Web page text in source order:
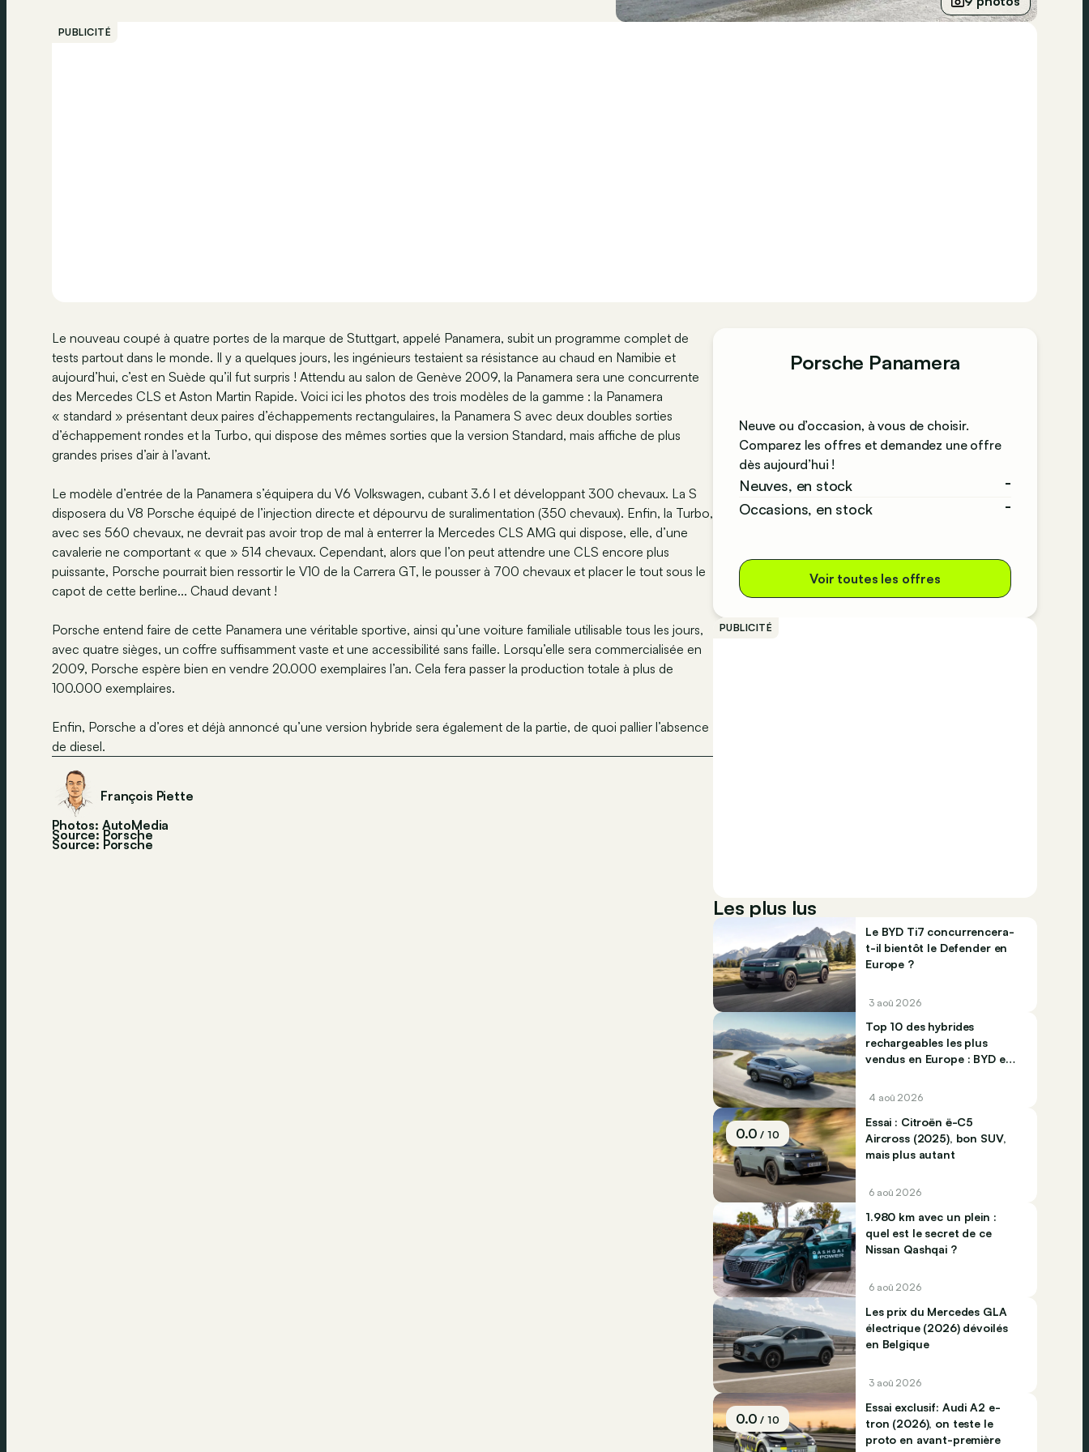
PUBLICITÉ
Le nouveau coupé à quatre portes de la marque de Stuttgart, appelé Panamera, subit un programme complet de
tests partout dans le monde. Il y a quelques jours, les ingénieurs testaient sa résistance au chaud en Namibie et
aujourd’hui, c’est en Suède qu’il fut surpris ! Attendu au salon de Genève 2009, la Panamera sera une concurrente
des Mercedes CLS et Aston Martin Rapide. Voici ici les photos des trois modèles de la gamme : la Panamera
« standard » présentant deux paires d’échappements rectangulaires, la Panamera S avec deux doubles sorties
d’échappement rondes et la Turbo, qui dispose des mêmes sorties que la version Standard, mais affiche de plus
grandes prises d’air à l’avant.
Le modèle d’entrée de la Panamera s’équipera du V6 Volkswagen, cubant 3.6 l et développant 300 chevaux. La S
disposera du V8 Porsche équipé de l’injection directe et dépourvu de suralimentation (350 chevaux). Enfin, la Turbo,
avec ses 560 chevaux, ne devrait pas avoir trop de mal à enterrer la Mercedes CLS AMG qui dispose, elle, d’une
cavalerie ne comportant « que » 514 chevaux. Cependant, alors que l’on peut attendre une CLS encore plus
puissante, Porsche pourrait bien ressortir le V10 de la Carrera GT, le pousser à 700 chevaux et placer le tout sous le
capot de cette berline... Chaud devant !
Porsche entend faire de cette Panamera une véritable sportive, ainsi qu’une voiture familiale utilisable tous les jours,
avec quatre sièges, un coffre suffisamment vaste et une accessibilité sans faille. Lorsqu’elle sera commercialisée en
2009, Porsche espère bien en vendre 20.000 exemplaires l’an. Cela fera passer la production totale à plus de
100.000 exemplaires.
Enfin, Porsche a d’ores et déjà annoncé qu’une version hybride sera également de la partie, de quoi pallier l’absence
de diesel.
François Piette
Photos: AutoMedia
Source: Porsche
Source: Porsche
Porsche Panamera
Neuve ou d’occasion, à vous de choisir.
Comparez les offres et demandez une offre
dès aujourd’hui !
Neuves, en stock
-
Occasions, en stock
-
Voir toutes les offres
PUBLICITÉ
Les plus lus
Le BYD Ti7 concurrencera-
t-il bientôt le Defender en
Europe ?
3 aoû 2026
Top 10 des hybrides
rechargeables les plus
vendus en Europe : BYD et
4 aoû 2026
0.0/ 10
Essai : Citroën ë-C5
Aircross (2025), bon SUV,
mais plus autant
6 aoû 2026
1.980 km avec un plein :
quel est le secret de ce
Nissan Qashqai ?
6 aoû 2026
Les prix du Mercedes GLA
électrique (2026) dévoilés
en Belgique
3 aoû 2026
0.0/ 10
Essai exclusif: Audi A2 e-
tron (2026), on teste le
proto en avant-première